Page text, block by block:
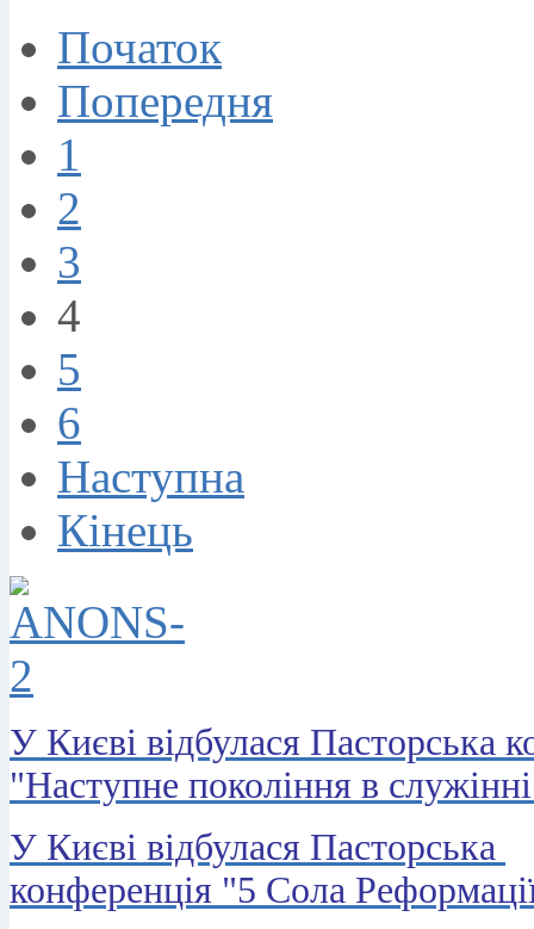
Початок
Попередня
1
2
3
4
5
6
Наступна
Кінець
У Києві відбулася Пасторська
"Наступне покоління в
У Києві відбулася Пасторська
конференція "5 Сола